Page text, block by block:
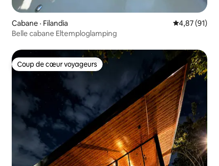
Cabane · Filandia Note
4,87 (91)
Belle cabane Eltemploglamping
Coup de cœur voyageurs
Coup de cœur voyageurs